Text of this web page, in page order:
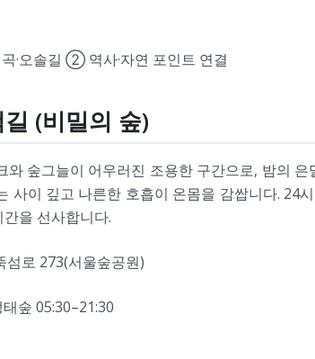
·오솔길 ② 역사·자연 포인트 연결
(비밀의 숲)
와 숲그늘이 어우러진 조용한 구간으로, 밤의
사이 깊고 나른한 호흡이 온몸을 감쌉니다. 24
을 선사합니다.
섬로 273(서울숲공원)
숲 05:30–21:30